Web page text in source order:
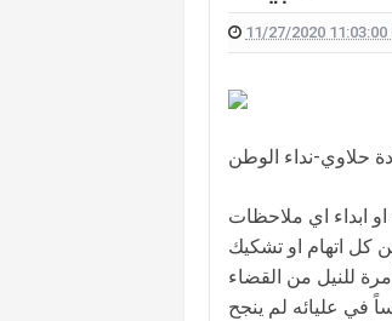
هي؟ (صورة)
إليكم ما كشفه
(صورة)
اليسا (صورة)
تتقدّم بشكوى
11/27/2020 11:03:00
حلاوي-نداء الوطن
او ابداء اي ملاحظات
كل اتهام او تشكيك
للنيل من القضاء
في عليائه لم ينجح